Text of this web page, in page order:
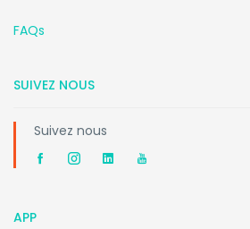
FAQs
SUIVEZ NOUS
Suivez nous
APP